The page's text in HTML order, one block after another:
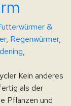
&
, Regenwürmer,
,
Kein anderes
als der
Pflanzen und